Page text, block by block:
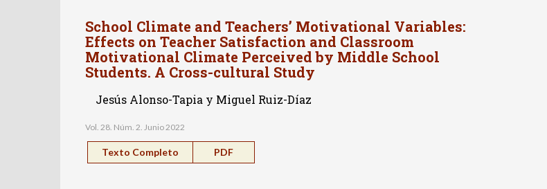
School Climate and Teachers’ Motivational Variables:
Effects on Teacher Satisfaction and Classroom
Motivational Climate Perceived by Middle School
Students. A Cross-cultural Study
Jesús Alonso-Tapia y Miguel Ruiz-Díaz
Vol. 28. Núm. 2. Junio 2022
Texto Completo PDF